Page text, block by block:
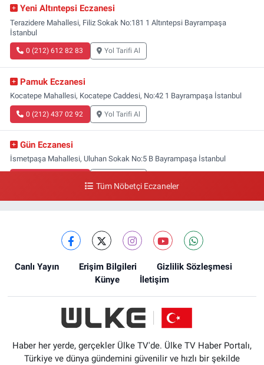
Yeni Altıntepsi Eczanesi
Terazidere Mahallesi, Filiz Sokak No:181 1 Altıntepsi Bayrampaşa
İstanbul
0 (212) 612 82 83 Yol Tarifi Al
Pamuk Eczanesi
Kocatepe Mahallesi, Kocatepe Caddesi, No:42 1 Bayrampaşa İstanbul
0 (212) 437 02 92 Yol Tarifi Al
Gün Eczanesi
İsmetpaşa Mahallesi, Uluhan Sokak No:5 B Bayrampaşa İstanbul
0 (212) 640 11 57 Yol Tarifi Al
Tüm Nöbetçi Eczaneler
Canlı Yayın Erişim Bilgileri
Gizlilik Sözleşmesi
Künye
İletişim
Haber her yerde, gerçekler Ülke TV'de. Ülke TV Haber Portalı,
Türkiye ve dünya gündemini güvenilir ve hızlı bir şekilde